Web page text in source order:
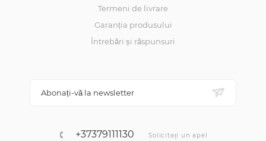
Termeni de livrare
Garanția produsului
Întrebări și răspunsuri
Abonați-vă la newsletter
+37379111130 Solicitați un apel